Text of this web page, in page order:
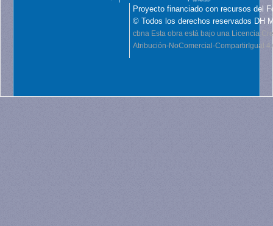
Proyecto financiado con recursos del
© Todos los derechos reservados DH
cbna Esta obra está bajo una Licencia
Atribución-NoComercial-CompartirIgual